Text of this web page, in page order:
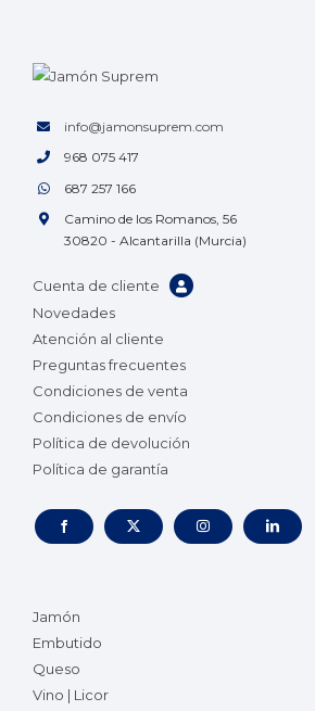
info@jamonsuprem.com
968 075 417
687 257 166
Camino de los Romanos, 56
30820 - Alcantarilla (Murcia)
Cuenta de cliente
Novedades
Atención al cliente
Preguntas frecuentes
Condiciones de venta
Condiciones de envío
Política de devolución
Política de garantía
Jamón
Embutido
Queso
Vino | Licor